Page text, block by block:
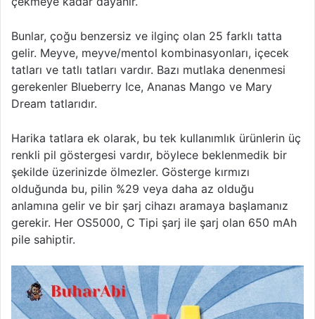
Bunlar, çoğu benzersiz ve ilginç olan 25 farklı tatta
gelir. Meyve, meyve/mentol kombinasyonları, içecek
tatları ve tatlı tatları vardır. Bazı mutlaka denenmesi
gerekenler Blueberry Ice, Ananas Mango ve Mary
Dream tatlarıdır.
Harika tatlara ek olarak, bu tek kullanımlık ürünlerin üç
renkli pil göstergesi vardır, böylece beklenmedik bir
şekilde üzerinizde ölmezler. Gösterge kırmızı
olduğunda bu, pilin %29 veya daha az olduğu
anlamına gelir ve bir şarj cihazı aramaya başlamanız
gerekir. Her OS5000, C Tipi şarj ile şarj olan 650 mAh
pile sahiptir.